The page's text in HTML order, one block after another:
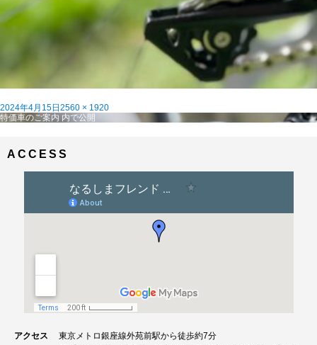
投
稿
2024年4月15日 フ
ル
2560 × 1920
投
ゲ
特価車のご案内 内で公開
ACCESS
アクセス
東京メトロ銀座線外苑前駅から徒歩約7分